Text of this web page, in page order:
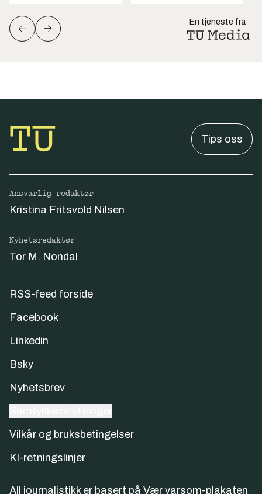
En tjeneste fra
Tips oss
Ansvarlig redaktør
Kristina Fritsvold Nilsen
Nyhetsredaktør
Tor M. Nondal
RSS-feed forside
Facebook
Linkedin
Bsky
Nyhetsbrev
Vilkår og bruksbetingelser
KI-retningslinjer
All journalistikk er basert på Vær varsom-plakaten